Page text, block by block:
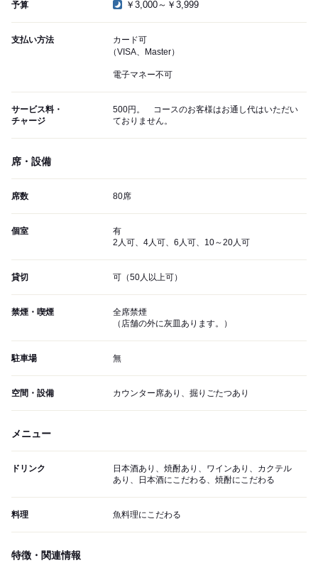
予算 ￥3,000～￥3,999
支払い方法
カード可
（VISA、Master）
電子マネー不可
サービス料・
チャージ
500円。 コースのお客様はお通し代はいただい
ておりません。
席・設備
席数 80席
個室
有
2人可、4人可、6人可、10～20人可
貸切 可（50人以上可）
禁煙・喫煙
全席禁煙
（店舗の外に灰皿あります。）
駐車場 無
空間・設備 カウンター席あり、掘りごたつあり
メニュー
ドリンク
日本酒あり、焼酎あり、ワインあり、カクテル
あり、日本酒にこだわる、焼酎にこだわる
料理 魚料理にこだわる
特徴・関連情報